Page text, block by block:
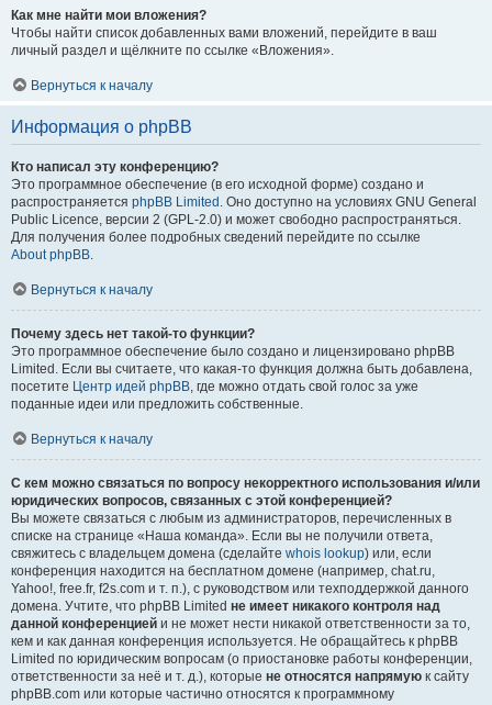
Как мне найти мои вложения?
Чтобы найти список добавленных вами вложений, перейдите в ваш
личный раздел и щёлкните по ссылке «Вложения».
Вернуться к началу
Информация о phpBB
Кто написал эту конференцию?
Это программное обеспечение (в его исходной форме) создано и
распространяется phpBB Limited . Оно доступно на условиях GNU General
Public Licence, версии 2 (GPL-2.0) и может свободно распространяться.
Для получения более подробных сведений перейдите по ссылке
About phpBB.
Вернуться к началу
Почему здесь нет такой-то функции?
Это программное обеспечение было создано и лицензировано phpBB
Limited. Если вы считаете, что какая-то функция должна быть добавлена,
посетите Центр идей phpBB, где можно отдать свой голос за уже
поданные идеи или предложить собственные.
Вернуться к началу
С кем можно связаться по вопросу некорректного использования и/или
юридических вопросов, связанных с этой конференцией?
Вы можете связаться с любым из администраторов, перечисленных в
списке на странице «Наша команда». Если вы не получили ответа,
свяжитесь с владельцем домена (сделайте whois lookup) или, если
конференция находится на бесплатном домене (например, chat.ru,
Yahoo!, free.fr, f2s.com и т. п.), с руководством или техподдержкой данного
домена. Учтите, что phpBB Limited не имеет никакого контроля над
данной конференцией и не может нести никакой ответственности за то,
кем и как данная конференция используется. Не обращайтесь к phpBB
Limited по юридическим вопросам (о приостановке работы конференции,
ответственности за неё и т. д.), которые не относятся напрямую к сайту
phpBB.com или которые частично относятся к программному